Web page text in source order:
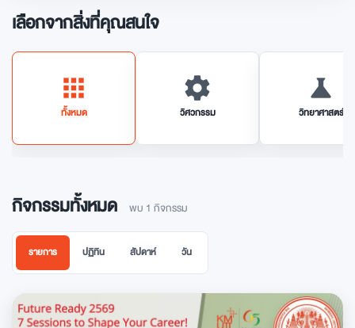
เลือกจากสิ่งที่คุณสนใจ
apps
ทั้งหมด
settings
วิศวกรรม
science
วิทยาศาสตร์
กิจกรรมทั้งหมด พบ 1 กิจกรรม
รายการ ปฏิทิน สัปดาห์ วัน